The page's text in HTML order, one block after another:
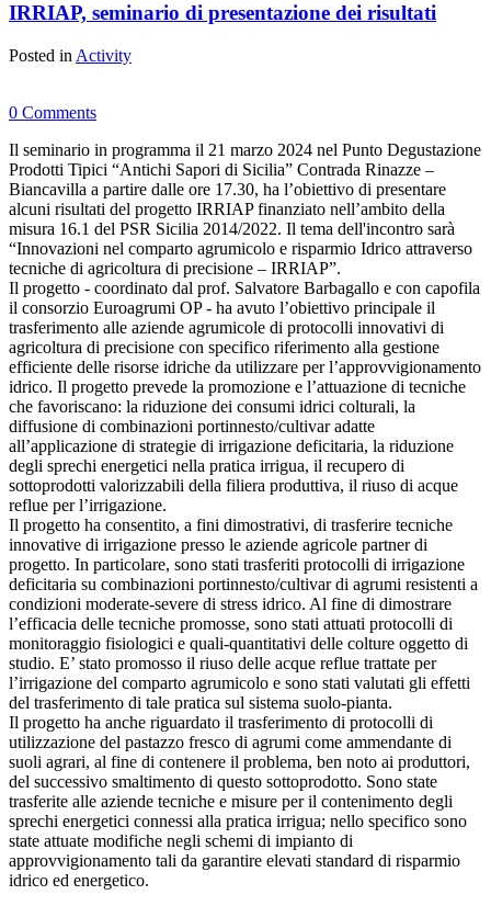
IRRIAP, seminario di presentazione dei risultati
Posted in Activity
0 Comments
Il seminario in programma il 21 marzo 2024 nel Punto Degustazione
Prodotti Tipici “Antichi Sapori di Sicilia” Contrada Rinazze –
Biancavilla a partire dalle ore 17.30, ha l’obiettivo di presentare
alcuni risultati del progetto IRRIAP finanziato nell’ambito della
misura 16.1 del PSR Sicilia 2014/2022. Il tema dell'incontro sarà
“Innovazioni nel comparto agrumicolo e risparmio Idrico attraverso
tecniche di agricoltura di precisione – IRRIAP”.
Il progetto - coordinato dal prof. Salvatore Barbagallo e con capofila
il consorzio Euroagrumi OP - ha avuto l’obiettivo principale il
trasferimento alle aziende agrumicole di protocolli innovativi di
agricoltura di precisione con specifico riferimento alla gestione
efficiente delle risorse idriche da utilizzare per l’approvvigionamento
idrico. Il progetto prevede la promozione e l’attuazione di tecniche
che favoriscano: la riduzione dei consumi idrici colturali, la
diffusione di combinazioni portinnesto/cultivar adatte
all’applicazione di strategie di irrigazione deficitaria, la riduzione
degli sprechi energetici nella pratica irrigua, il recupero di
sottoprodotti valorizzabili della filiera produttiva, il riuso di acque
reflue per l’irrigazione.
Il progetto ha consentito, a fini dimostrativi, di trasferire tecniche
innovative di irrigazione presso le aziende agricole partner di
progetto. In particolare, sono stati trasferiti protocolli di irrigazione
deficitaria su combinazioni portinnesto/cultivar di agrumi resistenti a
condizioni moderate-severe di stress idrico. Al fine di dimostrare
l’efficacia delle tecniche promosse, sono stati attuati protocolli di
monitoraggio fisiologici e quali-quantitativi delle colture oggetto di
studio. E’ stato promosso il riuso delle acque reflue trattate per
l’irrigazione del comparto agrumicolo e sono stati valutati gli effetti
del trasferimento di tale pratica sul sistema suolo-pianta.
Il progetto ha anche riguardato il trasferimento di protocolli di
utilizzazione del pastazzo fresco di agrumi come ammendante di
suoli agrari, al fine di contenere il problema, ben noto ai produttori,
del successivo smaltimento di questo sottoprodotto. Sono state
trasferite alle aziende tecniche e misure per il contenimento degli
sprechi energetici connessi alla pratica irrigua; nello specifico sono
state attuate modifiche negli schemi di impianto di
approvvigionamento tali da garantire elevati standard di risparmio
idrico ed energetico.